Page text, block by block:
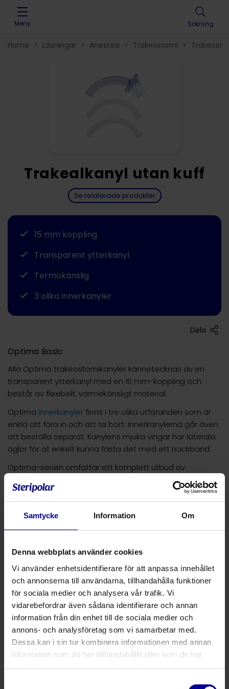
Samtycke Information Om
Denna webbplats använder cookies
Vi använder enhetsidentifierare för att anpassa innehållet
och annonserna till användarna, tillhandahålla funktioner
för sociala medier och analysera vår trafik. Vi
vidarebefordrar även sådana identifierare och annan
information från din enhet till de sociala medier och
annons- och analysföretag som vi samarbetar med.
Dessa kan i sin tur kombinera informationen med annan
information som du har tillhandahållit eller som de har
samlat in när du har använt deras tjänster.
Skip to content
Meny Sökning
Home > Lösningar > Anestesi > Trakeostomi >
Optima Basic
Alla Optima trakeostomikanyler kännetecknas av en
transparent ytterkanyl med en 15 mm-koppling och
består av flexibelt, värmekänsligt material.
Optima innerkanyler finns i tre olika utföranden som är
enkla att föra in och att ta bort. Innerkanylerna går även
att beställa separat. Kanylens mjuka vingar har laterala
öglor för at enkelt kunna fästa det med ett nackband.
Optima-serien omfattar ett komplett utbud av
trakeosotmikanyler för trakeostomerade patienter. De
finns i fem vuxenstorlekar 6-10, med och utan kuff, med
och utan talfunktion samt med och utan subglottisk
sugfunktion.
ytterkanylens inbyggda 15 mm-koppling anslutning av
tillbehör (värme- och fuktutbytare och talventiler) och
kan även användas för att ansluta ventilatorer (vid
användning av kanyler med kuff).
Produktnummer Produktbeskrivning
102013 Trakealkanyl Optima Basic utan kuff
Trakealkanyl utan kuff
Se relaterade produkter
15 mm koppling
Transparent ytterkanyl
Termokänslig
3 olika innerkanyler
Dela